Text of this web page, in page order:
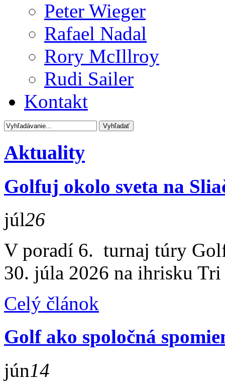
Peter Wieger
Rafael Nadal
Rory McIllroy
Rudi Sailer
Kontakt
Aktuality
Golfuj okolo sveta na
júl26
V poradí 6. turnaj túry
30. júla 2026 na ihrisku
Celý článok
Golf ako spoločná
jún14